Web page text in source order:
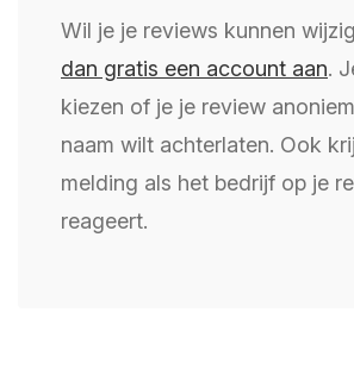
Wil je je reviews kunnen
dan gratis een account aan.
kiezen of je je review
naam wilt achterlaten. Ook
melding als het bedrijf op je
reageert.